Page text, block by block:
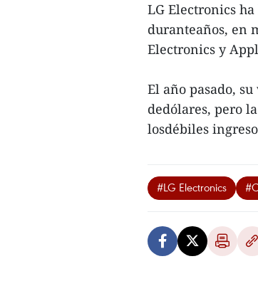
LG Electronics
duranteaños, en
Electronics y
El año pasado,
dedólares, pero
losdébiles
#LG Electronics